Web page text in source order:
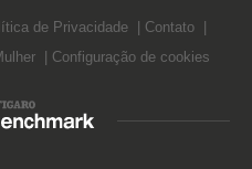
de Privacidade
Contato
Configuração de cookies